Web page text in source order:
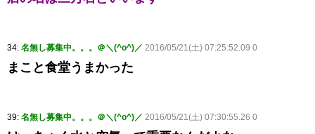
34: 名無し募集中。。。＠＼(^o^)／ 2016/05/21(土) 07:25:52.09 0
まこと食堂うまかった
39: 名無し募集中。。。＠＼(^o^)／ 2016/05/21(土) 07:30:55.26 0